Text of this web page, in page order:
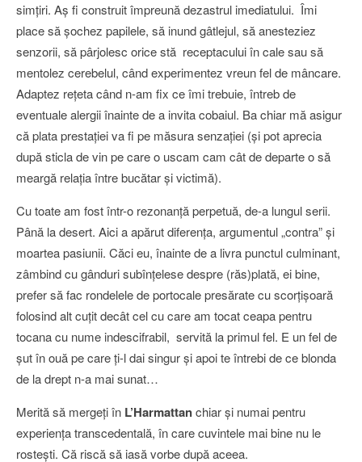
simţiri. Aş fi construit împreună dezastrul imediatului. Îmi
place să şochez papilele, să inund gâtlejul, să anesteziez
senzorii, să pârjolesc orice stă receptacului în cale sau să
mentolez cerebelul, când experimentez vreun fel de mâncare.
Adaptez reţeta când n-am fix ce îmi trebuie, întreb de
eventuale alergii înainte de a invita cobaiul. Ba chiar mă asigur
că plata prestaţiei va fi pe măsura senzaţiei (şi pot aprecia
după sticla de vin pe care o uscam cam cât de departe o să
meargă relaţia între bucătar şi victimă).
Cu toate am fost într-o rezonanţă perpetuă, de-a lungul serii.
Până la desert. Aici a apărut diferenţa, argumentul „contra” şi
moartea pasiunii. Căci eu, înainte de a livra punctul culminant,
zâmbind cu gânduri subînţelese despre (răs)plată, ei bine,
prefer să fac rondelele de portocale presărate cu scorţişoară
folosind alt cuţit decât cel cu care am tocat ceapa pentru
tocana cu nume indescifrabil, servită la primul fel. E un fel de
şut în ouă pe care ţi-l dai singur şi apoi te întrebi de ce blonda
de la drept n-a mai sunat…
Merită să mergeţi în L’Harmattanchiar şi numai pentru
experienţa transcedentală, în care cuvintele mai bine nu le
rosteşti. Că riscă să iasă vorbe după aceea.